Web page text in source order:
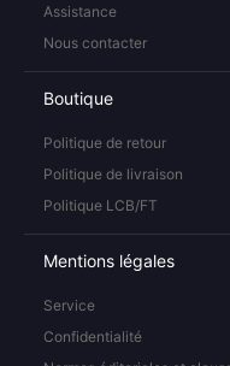
Assistance
Nous contacter
Boutique
Politique de retour
Politique de livraison
Politique LCB/FT
Mentions légales
Service
Confidentialité